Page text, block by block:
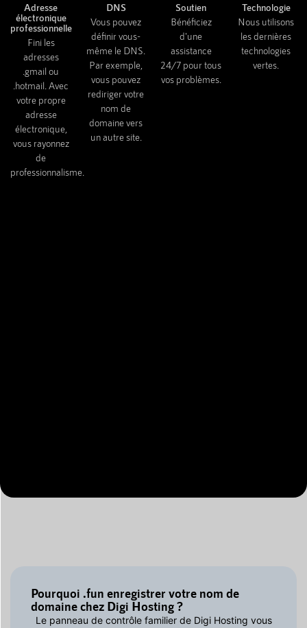
Adresse
électronique
professionnelle
Fini les
adresses
.gmail ou
.hotmail. Avec
votre propre
adresse
électronique,
vous rayonnez
de
professionnalisme.
DNS
Vous pouvez
définir vous-
même le DNS.
Par exemple,
vous pouvez
rediriger votre
nom de
domaine vers
un autre site.
Soutien
Bénéficiez
d'une
assistance
24/7 pour tous
vos problèmes.
Technologie
Nous utilisons
les dernières
technologies
vertes.
Pourquoi .fun enregistrer votre nom de
domaine chez Digi Hosting ?
Le panneau de contrôle familier de Digi Hosting vous